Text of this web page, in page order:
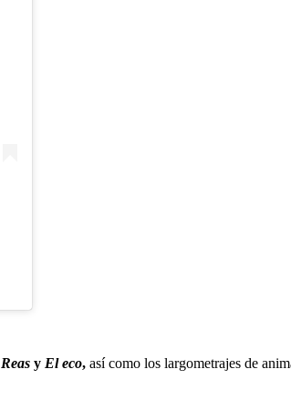
Reas y El eco, así como los largometrajes de